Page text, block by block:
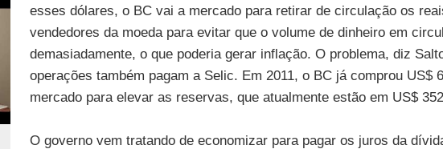
esses dólares, o BC vai a mercado para retirar de circulação os
vendedores da moeda para evitar que o volume de dinheiro em
demasiadamente, o que poderia gerar inflação. O problema, diz
operações também pagam a Selic. Em 2011, o BC já comprou US$
mercado para elevar as reservas, que atualmente estão em US$
O governo vem tratando de economizar para pagar os juros da